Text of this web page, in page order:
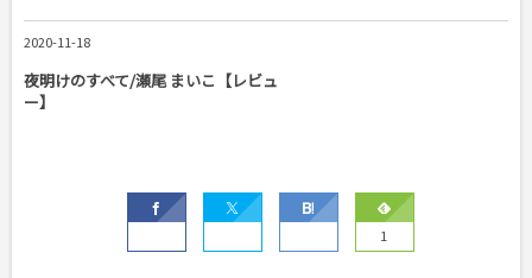
2020-11-18
夜明けのすべて/瀬尾 まいこ【レビュ
ー】
1